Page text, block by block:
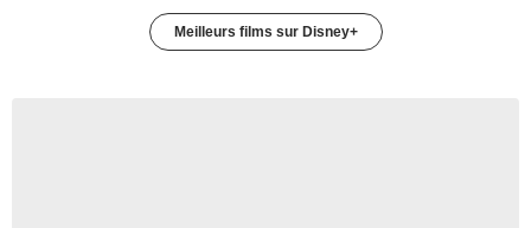
Meilleurs films sur Disney+